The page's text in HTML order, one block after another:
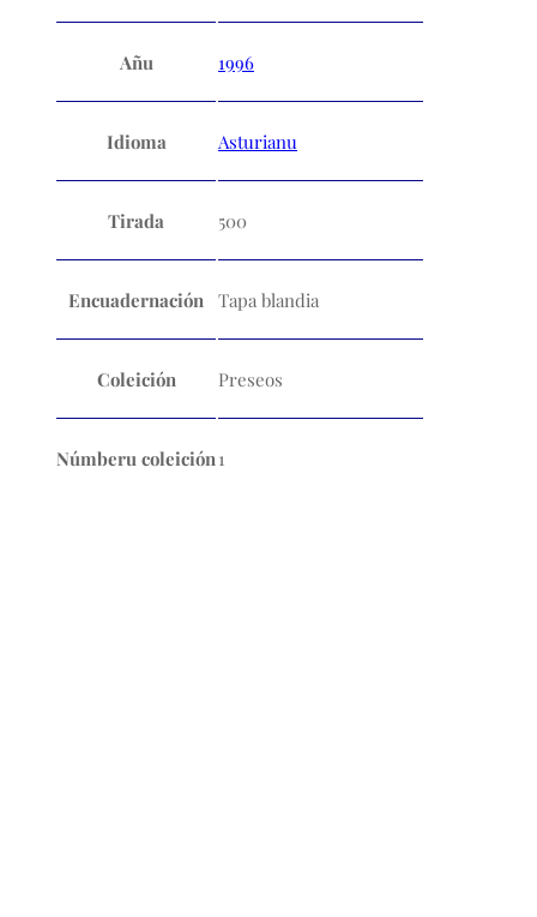
Añu 1996
Idioma Asturianu
Tirada 500
Encuadernación Tapa blandia
Coleición Preseos
Númberu coleición1